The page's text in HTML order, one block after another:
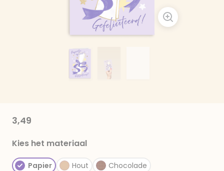
3,49
Kies het materiaal
Papier Hout Chocolade